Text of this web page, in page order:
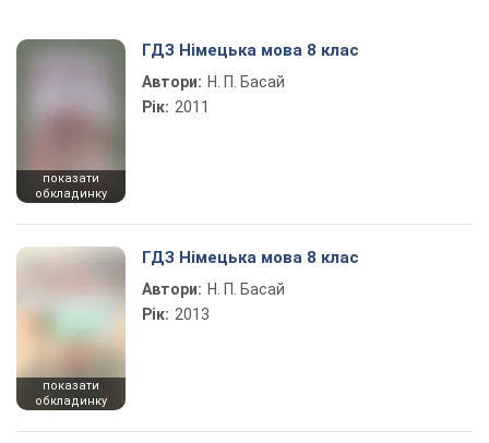
показати
обкладинку
ГДЗ Німецька мова 8 клас
Автори: Н. П. Басай
Рік: 2011
показати
обкладинку
ГДЗ Німецька мова 8 клас
Автори: Н. П. Басай
Рік: 2013